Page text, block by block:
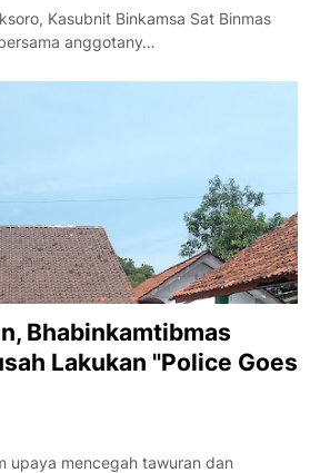
Kasubnit Binkamsa Sat Binmas
anggotany…
Bhabinkamtibmas
Lakukan "Police Goes
upaya mencegah tawuran dan